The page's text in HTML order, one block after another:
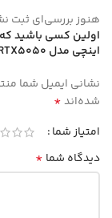
هنوز بررسی‌ای ثبت
اینچی مدل TUF Gaming A18 FA808UH R7 260 24GB 2TB RTX5050”
نشانی ایمیل شما
شده‌اند*
امتیاز شما
دیدگاه شما *